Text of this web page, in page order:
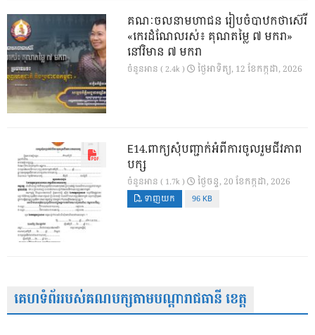
គណៈចលនាមហាជន រៀបចំបាឋកថាស៊េរី
«កេរដំណែលរស់៖ គុណតម្លៃ ៧ មករា»
នៅវិមាន ៧ មករា
ចំនួនអាន ( 2.4k ) ថ្ងៃ​អាទិត្យ, 12 ខែ​កក្កដា, 2026
E14.ពាក្យសុំបញ្ជាក់អំពីការចូលរួមជីវភាព
បក្ស
ចំនួនអាន ( 1.7k ) ថ្ងៃ​ចន្ទ, 20 ខែ​កក្កដា, 2026
ទាញយក 96 KB
គេហទំព័ររបស់គណបក្សតាមបណ្តារាជធានី ខេត្ត